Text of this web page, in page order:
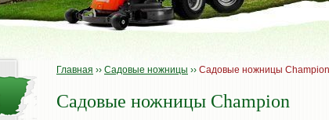
Главная ›› Садовые ножницы ›› Садовые ножницы Champion
Садовые ножницы Champion